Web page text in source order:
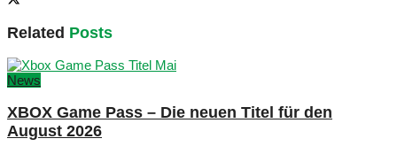
Related Posts
News
XBOX Game Pass – Die neuen Titel für den
August 2026